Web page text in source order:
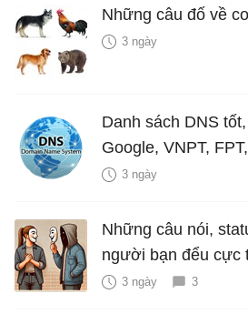
Những câu đố về
3 ngày
Danh sách DNS
Google, VNPT,
3 ngày
Những câu nói,
người bạn đểu cực
3 ngày 3